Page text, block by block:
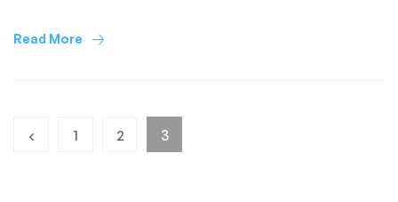
augue semper porta. Mauris massa. Vestibulum lacinia arcu
Read More
1 2 3